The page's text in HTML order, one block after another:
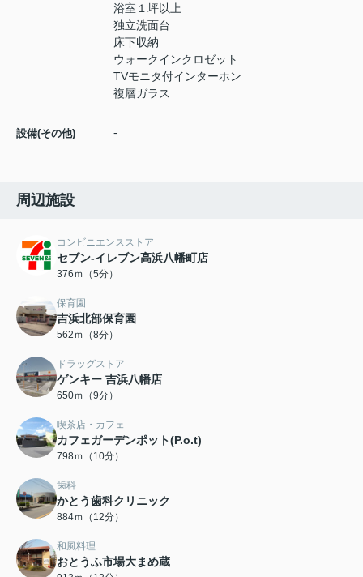
浴室１坪以上
独立洗面台
床下収納
ウォークインクロゼット
TVモニタ付インターホン
複層ガラス
設備(その他) -
周辺施設
コンビニエンスストア
セブン-イレブン高浜八幡町店
376ｍ（5分）
保育園
吉浜北部保育園
562ｍ（8分）
ドラッグストア
ゲンキー 吉浜八幡店
650ｍ（9分）
喫茶店・カフェ
カフェガーデンポット(P.o.t)
798ｍ（10分）
歯科
かとう歯科クリニック
884ｍ（12分）
和風料理
おとうふ市場大まめ蔵